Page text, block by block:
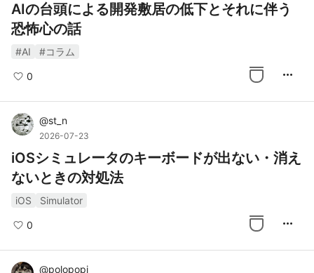
AIの台頭による開発敷居の低下とそれに伴う
恐怖心の話
#AI #コラム
0 more_horiz
@st_n
2026-07-23
iOSシミュレータのキーボードが出ない・消え
ないときの対処法
iOS Simulator
0 more_horiz
@polopopi